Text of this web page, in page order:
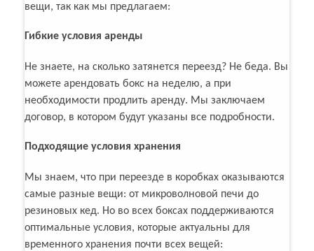
вещи, так как мы предлагаем:
Гибкие условия аренды
Не знаете, на сколько затянется переезд? Не беда. Вы
можете арендовать бокс на неделю, а при
необходимости продлить аренду. Мы заключаем
договор, в котором будут указаны все подробности.
Подходящие условия хранения
Мы знаем, что при переезде в коробках оказываются
самые разные вещи: от микроволновой печи до
резиновых кед. Но во всех боксах поддерживаются
оптимальные условия, которые актуальны для
временного хранения почти всех вещей: